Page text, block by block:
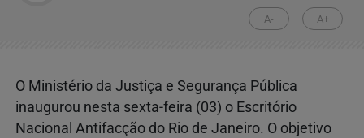
A- A+
O Ministério da Justiça e Segurança Pública
inaugurou nesta sexta-feira (03) o Escritório
Nacional Antifacção do Rio de Janeiro. O objetivo